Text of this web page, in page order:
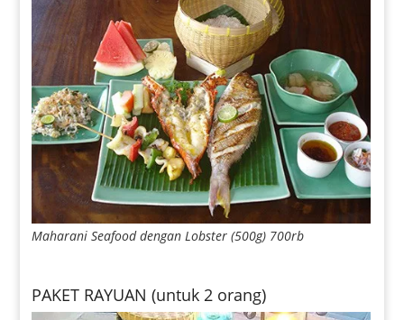
Maharani Seafood dengan Lobster (500g) 700rb
PAKET RAYUAN (untuk 2 orang)